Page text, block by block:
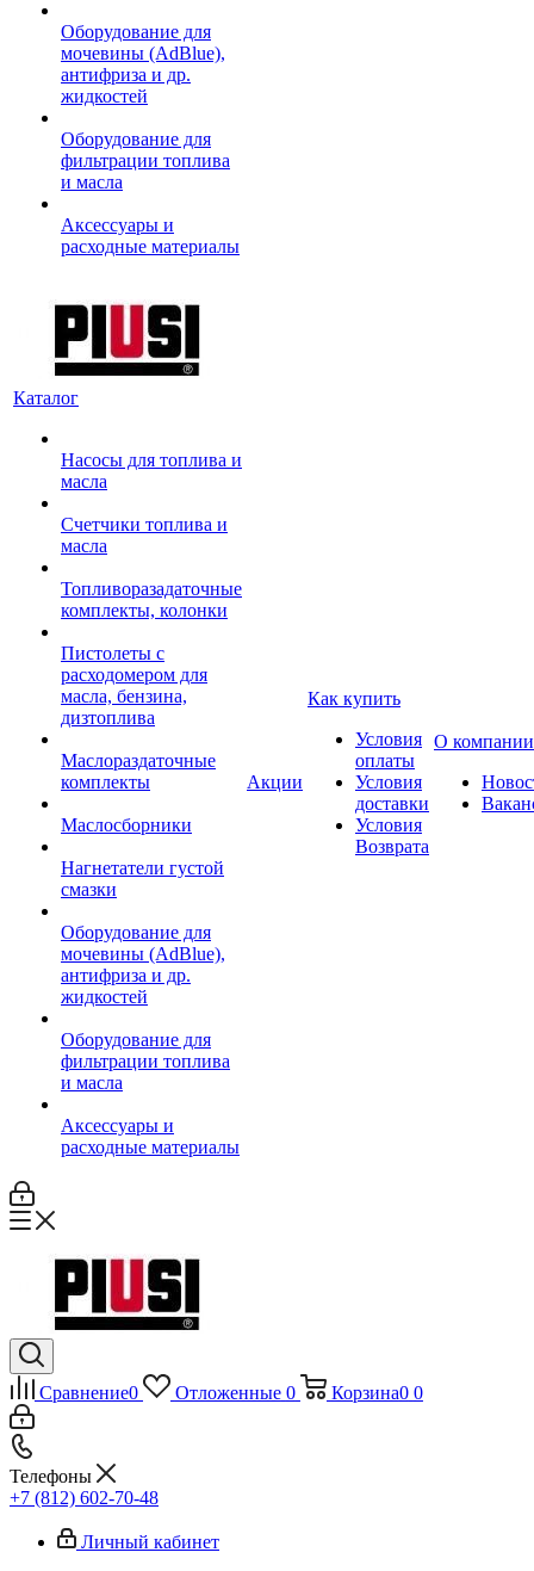
Оборудование для
мочевины (AdBlue),
антифриза и др.
жидкостей
Оборудование для
фильтрации топлива
и масла
Аксессуары и
расходные материалы
Каталог
Насосы для топлива и
масла
Счетчики топлива и
масла
Топливоразадаточные
комплекты, колонки
Пистолеты с
расходомером для
масла, бензина,
дизтоплива
Маслораздаточные
комплекты
Маслосборники
Нагнетатели густой
смазки
Оборудование для
мочевины (AdBlue),
антифриза и др.
жидкостей
Оборудование для
фильтрации топлива
и масла
Аксессуары и
расходные материалы
Акции
Как купить
Условия
оплаты
Условия
доставки
Условия
Возврата
О компании
Сравнение0 Отложенные 0 Корзина0 0
Телефоны
+7 (812) 602-70-48
Личный кабинет